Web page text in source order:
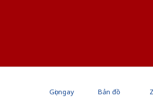
Gọi ngay Bản đồ